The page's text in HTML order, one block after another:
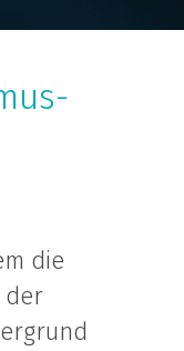
die
der